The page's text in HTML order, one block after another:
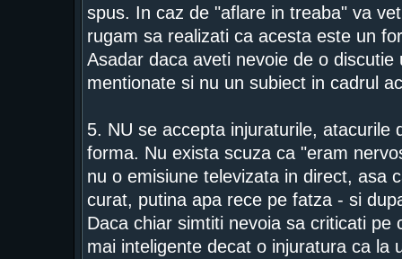
spus. In caz de "aflare in treaba" va
rugam sa realizati ca acesta este un
Asadar daca aveti nevoie de o
mentionate si nu un subiect in cadrul
5. NU se accepta injuraturile,
forma. Nu exista scuza ca "eram
nu o emisiune televizata in direct, asa
curat, putina apa rece pe fatza - si
Daca chiar simtiti nevoia sa criticati
mai inteligente decat o injuratura ca la